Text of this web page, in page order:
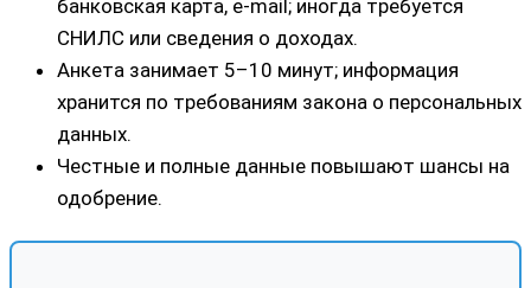
банковская карта, e‑mail; иногда требуется
СНИЛС или сведения о доходах.
Анкета занимает 5–10 минут; информация
хранится по требованиям закона о персональных
данных.
Честные и полные данные повышают шансы на
одобрение.